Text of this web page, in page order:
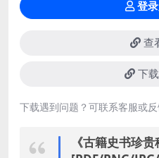
登
查
下
下载遇到问题？可联系客服或
《古籍史书珍